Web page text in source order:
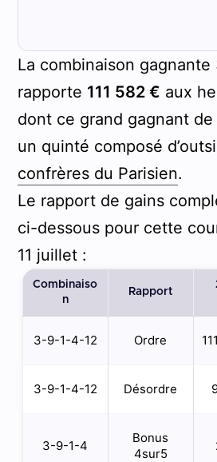
La combinaison gagnante
rapporte 111 582 € aux
dont ce grand gagnant
un quinté composé
confrères du Parisien.
Le rapport de gains
ci-dessous pour cette
11 juillet :
Combinaiso
n
Rapport
3-9-1-4-12 Ordre
3-9-1-4-12 Désordre
3-9-1-4
Bonus
4sur5